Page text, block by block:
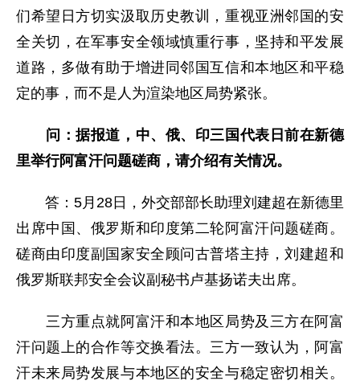
们希望日方切实汲取历史教训，重视亚洲邻国的安
全关切，在军事安全领域慎重行事，坚持和平发展
道路，多做有助于增进同邻国互信和本地区和平稳
定的事，而不是人为渲染地区局势紧张。
问：据报道，中、俄、印三国代表日前在新德
里举行阿富汗问题磋商，请介绍有关情况。
答：5月28日，外交部部长助理刘建超在新德里
出席中国、俄罗斯和印度第二轮阿富汗问题磋商。
磋商由印度副国家安全顾问古普塔主持，刘建超和
俄罗斯联邦安全会议副秘书卢基扬诺夫出席。
三方重点就阿富汗和本地区局势及三方在阿富
汗问题上的合作等交换看法。三方一致认为，阿富
汗未来局势发展与本地区的安全与稳定密切相关。